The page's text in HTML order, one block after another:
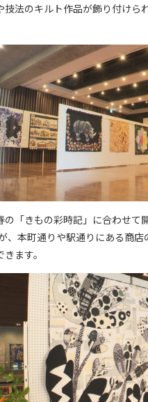
法のキルト作品が飾り付け
「きもの彩時記」に合わせ
、本町通りや駅通りにある商
ます。